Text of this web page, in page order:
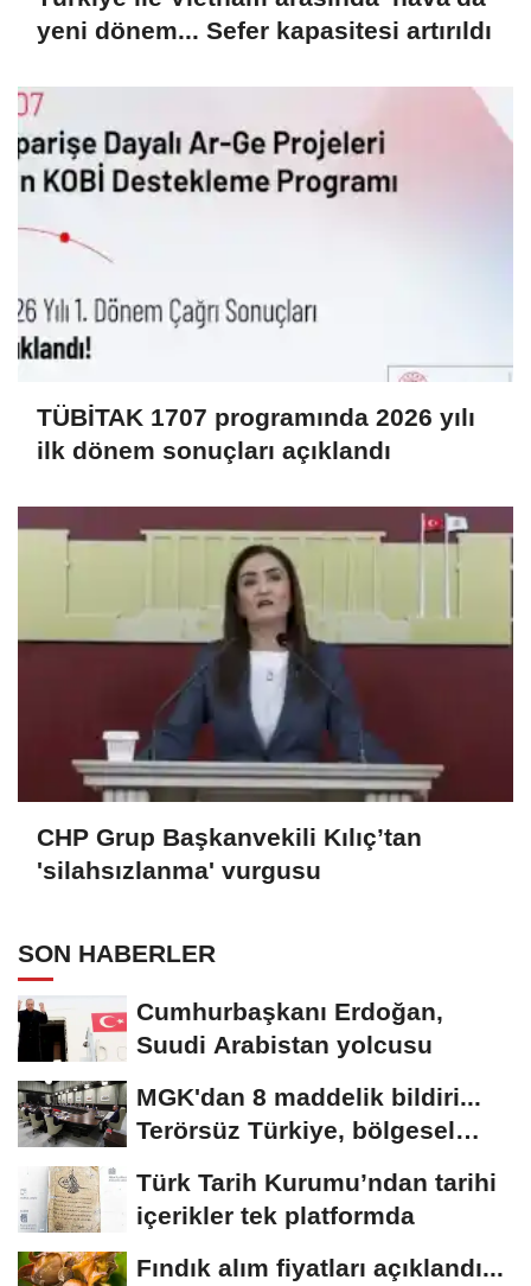
yeni dönem... Sefer kapasitesi artırıldı
TÜBİTAK 1707 programında 2026 yılı
ilk dönem sonuçları açıklandı
CHP Grup Başkanvekili Kılıç’tan
'silahsızlanma' vurgusu
SON HABERLER
Cumhurbaşkanı Erdoğan,
Suudi Arabistan yolcusu
MGK'dan 8 maddelik bildiri...
Terörsüz Türkiye, bölgesel
Türk Tarih Kurumu’ndan tarihi
içerikler tek platformda
Fındık alım fiyatları açıklandı...